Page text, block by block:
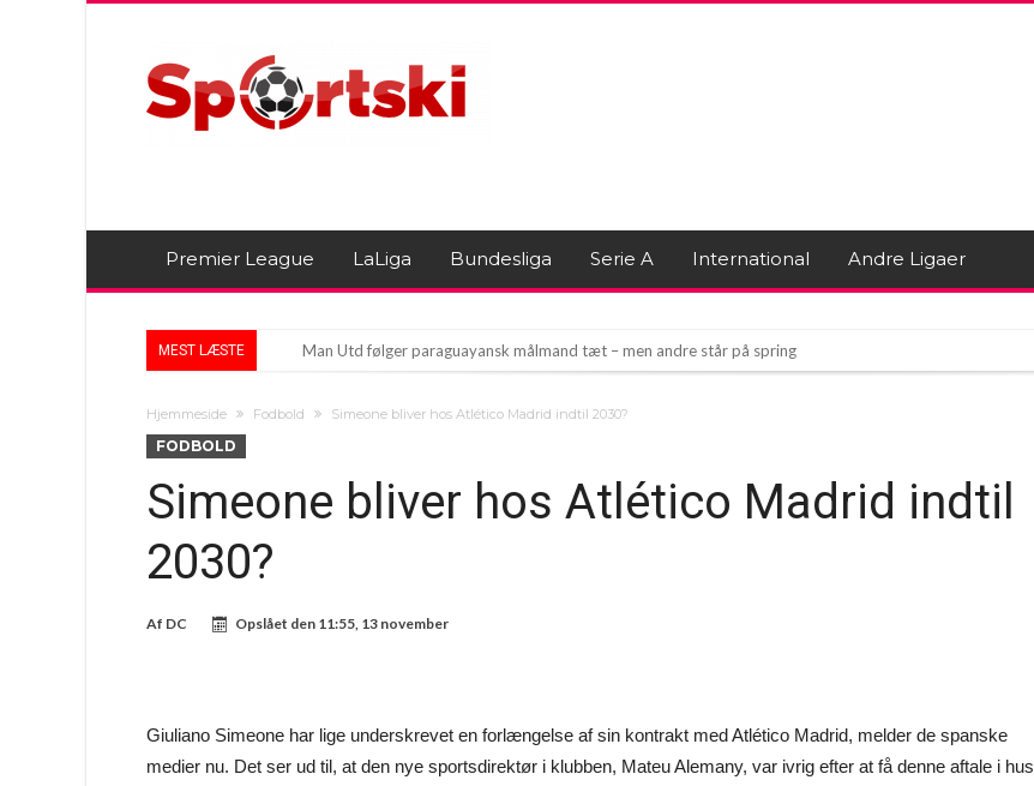
Premier League LaLiga Bundesliga Serie A International Andre Ligaer
MEST LÆSTE Man Utd følger paraguayansk målmand tæt – men andre står på spring
Hjemmeside Fodbold Simeone bliver hos Atlético Madrid indtil 2030?
FODBOLD
Simeone bliver hos Atlético Madrid indtil
2030?
Af DC Opslået den 11:55, 13 november
Giuliano Simeone har lige underskrevet en forlængelse af sin kontrakt med Atlético Madrid, melder de spanske
medier nu. Det ser ud til, at den nye sportsdirektør i klubben, Mateu Alemany, var ivrig efter at få denne aftale i hus